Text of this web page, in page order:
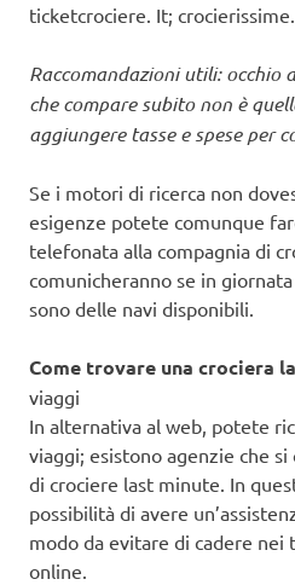
ticketcrociere. It;
Raccomandazioni utili: occhio
che compare subito non è
aggiungere tasse e spese per
Se i motori di ricerca non
esigenze potete comunque
telefonata alla compagnia di
comunicheranno se in
sono delle navi disponibili.
Come trovare una crociera
viaggi
In alternativa al web, potete
viaggi; esistono agenzie che
di crociere last minute. In
possibilità di avere
modo da evitare di cadere
online.